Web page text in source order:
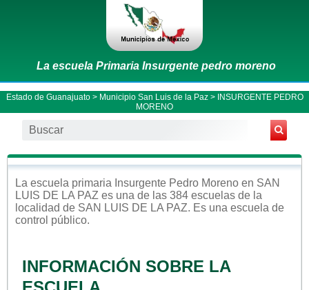
La escuela Primaria Insurgente pedro moreno
Estado de Guanajuato> Municipio San Luis de la Paz> INSURGENTE PEDRO
MORENO
La escuela primaria Insurgente Pedro Moreno en SAN
LUIS DE LA PAZ es una de las 384 escuelas de la
localidad de SAN LUIS DE LA PAZ. Es una escuela de
control público.
INFORMACIÓN SOBRE LA